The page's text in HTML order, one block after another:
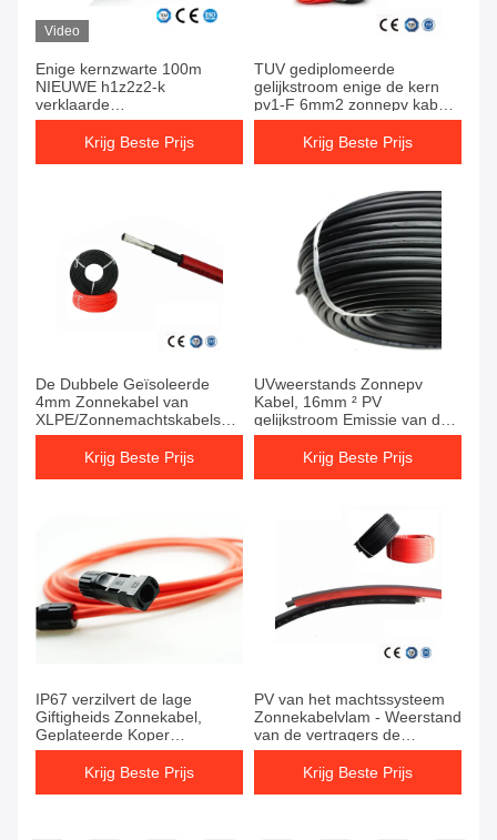
Video
Enige kernzwarte 100m
NIEUWE h1z2z2-k
verklaarde
Zonnegelijkstroom-kabel
Krijg Beste Prijs
TUV gediplomeerde
gelijkstroom enige de kern
pv1-F 6mm2 zonnepv kabel
van Ce voor zonnepaneel
Krijg Beste Prijs
De Dubbele Geïsoleerde
4mm Zonnekabel van
XLPE/Zonnemachtskabels
voor Zonnestelsel
Krijg Beste Prijs
UVweerstands Zonnepv
Kabel, 16mm ² PV
gelijkstroom Emissie van de
Kabel de Lage Rook
Krijg Beste Prijs
IP67 verzilvert de lage
Giftigheids Zonnekabel,
Geplateerde Koper
Zonnegelijkstroom Kabel
Krijg Beste Prijs
PV van het machtssysteem
Zonnekabelvlam - Weerstand
van de vertragers de
Uitstekende Schuring
Krijg Beste Prijs